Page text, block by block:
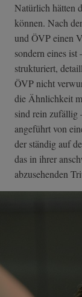
Natürlich hätten
können. Nach
und ÖVP einen
sondern eines
strukturiert,
ÖVP nicht
die Ähnlichkeit
sind rein zufällig
angeführt von
der ständig auf
das in ihrer
abzusehenden